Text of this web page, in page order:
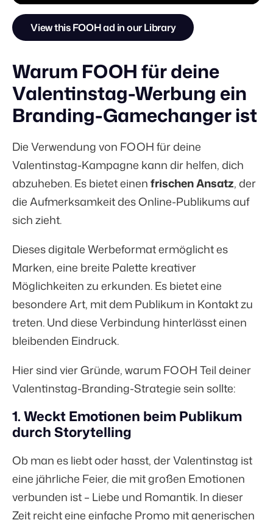
View this FOOH ad in our Library
Warum FOOH für deine
Valentinstag-Werbung ein
Branding-Gamechanger ist
Die Verwendung von FOOH für deine
Valentinstag-Kampagne kann dir helfen, dich
abzuheben. Es bietet einenfrischen Ansatz, der
die Aufmerksamkeit des Online-Publikums auf
sich zieht.
Dieses digitale Werbeformat ermöglicht es
Marken, eine breite Palette kreativer
Möglichkeiten zu erkunden. Es bietet eine
besondere Art, mit dem Publikum in Kontakt zu
treten. Und diese Verbindung hinterlässt einen
bleibenden Eindruck.
Hier sind vier Gründe, warum FOOH Teil deiner
Valentinstag-Branding-Strategie sein sollte:
1. Weckt Emotionen beim Publikum
durch Storytelling
Ob man es liebt oder hasst, der Valentinstag ist
eine jährliche Feier, die mit großen Emotionen
verbunden ist – Liebe und Romantik. In dieser
Zeit reicht eine einfache Promo mit generischen